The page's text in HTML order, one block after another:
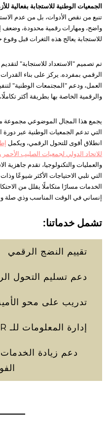
الجمعيات الوطنية للاستجابة بفعالية
تنبع من نقص الأدوات، بل من عدم
واضح، ومهارات رقمية محدودة، وضعف
للاستجابة يعالج هذه الثغرات قبل
تم تصميم "الاستعداد للاستجابة"
الرقمي بمفرده. يركز على بناء
العمل، ودعم "المجتمعات الوطنية"
والرقمية الخاصة بها بطريقة أكثر
يجمع هذا المجال الموضوعي مجموعة
التي تدعم الجمعيات الوطنية عبر
انطلاق أقوى للتحول الرقمي، ويكمل
للاتحاد الدولي لجمعيات الصليب الأحمر
والعمليات والتكنولوجيا، تقدم
التي تلبي الاحتياجات الأكثر شيوعًا
الخدمات مسارًا متكاملًا يقلل من
إنساني في الوقت المناسب وذي صلة
تشمل خدماتنا:
تقييم النضج الرقمي
دعم تسليم التحول
تدريب على محو
إدارة المعلومات للـ PMER
دعم زيادة